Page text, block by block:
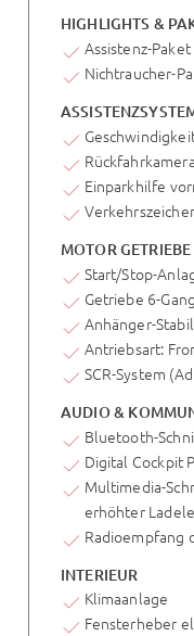
HIGHLIGHTS &
Assistenz-Paket
Nichtraucher-
Einparkhilfe
MOTOR
Start/Stop-
Getriebe 6-Gang
Anhänger-
Antriebsart:
SCR-System
AUDIO &
Bluetooth-
Digital Cockpit
Multimedia-
erhöhter
Radioempfang
INTERIEUR
Klimaanlage
Fensterheber